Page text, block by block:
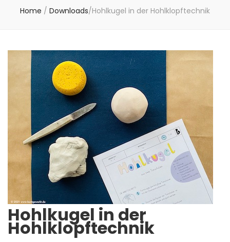
Home / Downloads/Hohlkugel in der Hohlklopftechnik
Hohlkugel in der
Hohlklopftechnik